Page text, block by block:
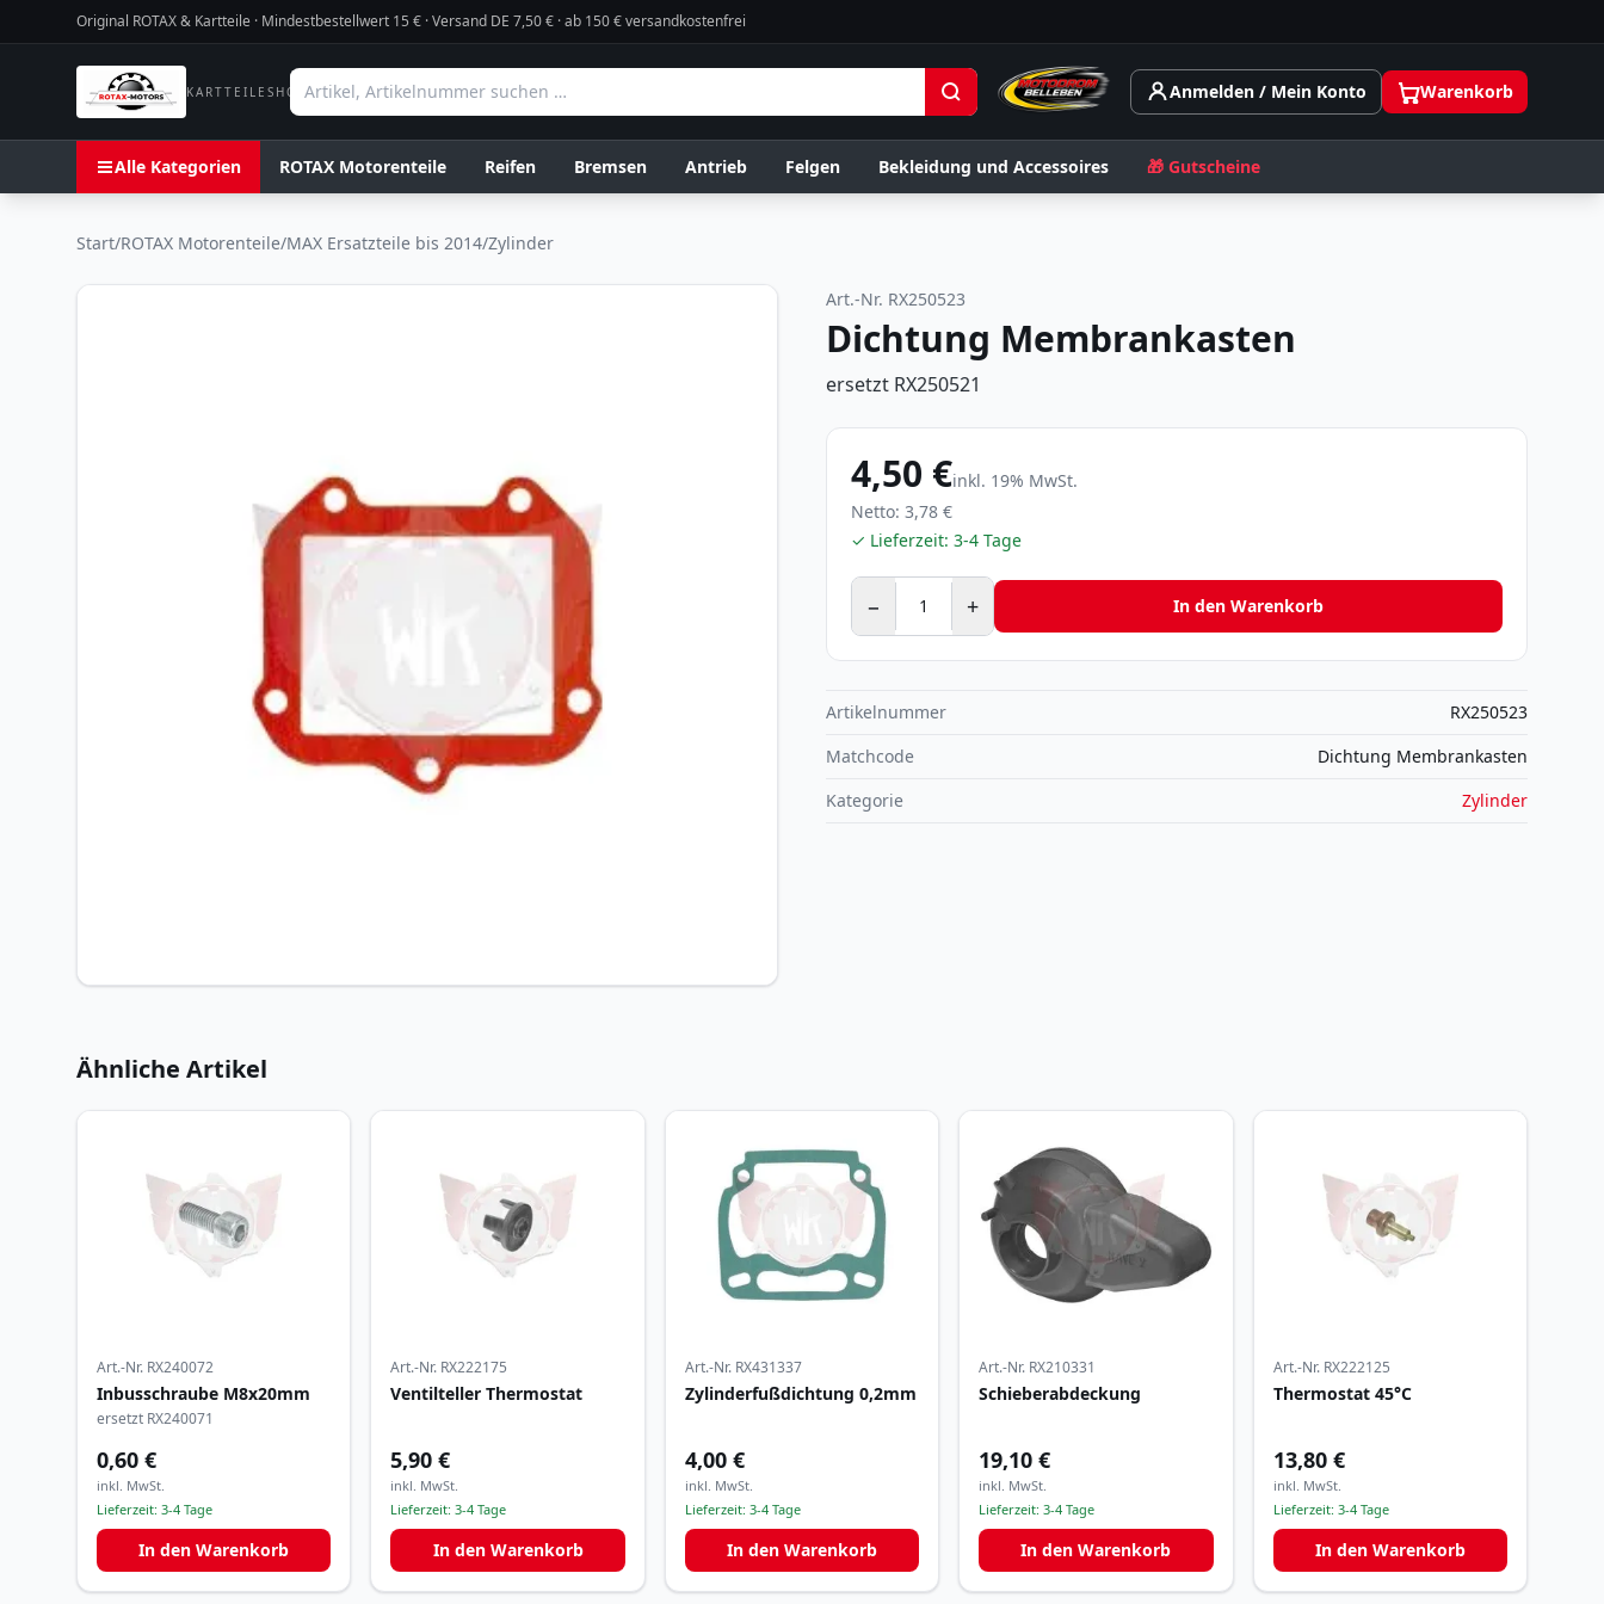
Original ROTAX & Kartteile · Mindestbestellwert 15 € · Versand DE 7,50 € · ab 150 € versandkostenfrei
KARTTEILESHOP Anmelden / Mein Konto Warenkorb
Alle Kategorien ROTAX Motorenteile Reifen Bremsen Antrieb Felgen Bekleidung und Accessoires 🎁 Gutscheine
Start/ROTAX Motorenteile/MAX Ersatzteile bis 2014/Zylinder
Art.-Nr. RX250523
Dichtung Membrankasten
ersetzt RX250521
4,50 €inkl. 19% MwSt.
Netto: 3,78 €
✓ Lieferzeit: 3-4 Tage
− + In den Warenkorb
Artikelnummer
RX250523
Matchcode
Dichtung Membrankasten
Kategorie
Zylinder
Ähnliche Artikel
Art.-Nr. RX240072
Inbusschraube M8x20mm
ersetzt RX240071
0,60 €
inkl. MwSt.
Lieferzeit: 3-4 Tage
In den Warenkorb
Art.-Nr. RX222175
Ventilteller Thermostat
5,90 €
inkl. MwSt.
Lieferzeit:3-4 Tage
In den Warenkorb
Art.-Nr. RX431337
Zylinderfußdichtung 0,2mm
4,00 €
inkl. MwSt.
Lieferzeit: 3-4 Tage
In den Warenkorb
Art.-Nr. RX210331
Schieberabdeckung
19,10 €
inkl. MwSt.
Lieferzeit:3-4 Tage
In den Warenkorb
Art.-Nr. RX222125
Thermostat 45°C
13,80 €
inkl. MwSt.
Lieferzeit: 3-4 Tage
In den Warenkorb